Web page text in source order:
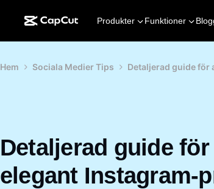
Produkter Funktioner
Hem Sociala Medier Tips Detaljerad guide
Detaljerad guide
elegant Instagram-